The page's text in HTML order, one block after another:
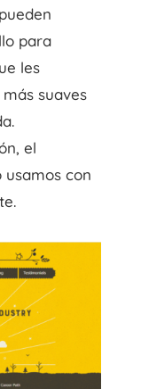
para
les
suaves
el
con